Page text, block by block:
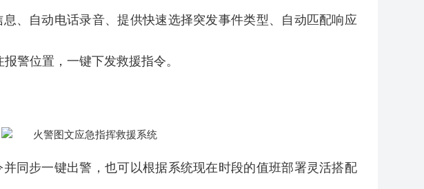
、自动电话录音、提供快速选择突发事件类型、自动匹配响应
警位置，一键下发救援指令。
同步一键出警，也可以根据系统现在时段的值班部署灵活搭配